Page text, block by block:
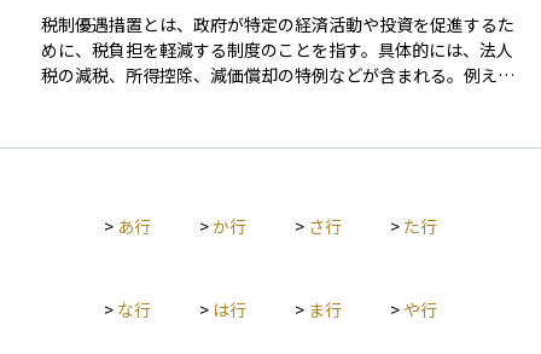
付を確実に行い、法的な問題を避けることができます。
税制優遇措置とは、政府が特定の経済活動や投資を促進するた
めに、税負担を軽減する制度のことを指す。具体的には、法人
税の減税、所得控除、減価償却の特例などが含まれる。例え
担を抑えつつ、事業成長や投資の拡大を図ることができる。政
> あ行 >か行 > さ行 > た行
> な行 > は行 > ま行 > や行